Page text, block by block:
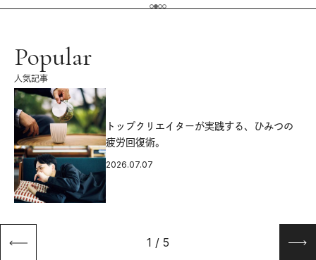
Popular
人気記事
トップクリエイターが実践する、ひみつの
疲労回復術。
2026.07.07
1 / 5